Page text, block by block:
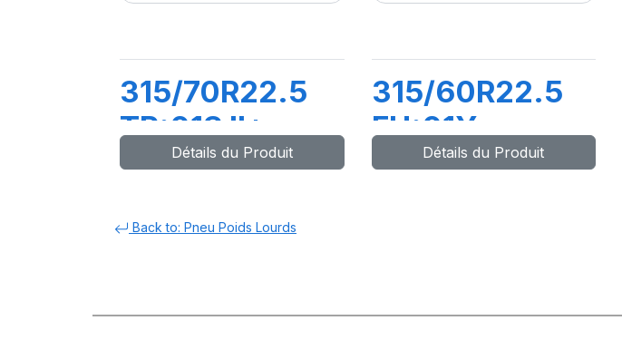
315/70R22.5
TR:01S II+
154/150L
Détails du Produit
315/60R22.5
FH:01Y
154/148L
Détails du Produit
Back to: Pneu Poids Lourds